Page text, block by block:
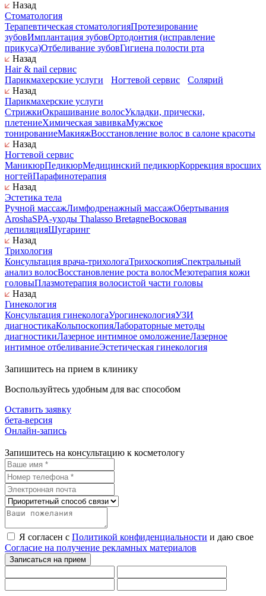
Назад
Стоматология
Терапевтическая стоматологияПротезирование
зубовИмплантация зубовОртодонтия (исправление
прикуса)Отбеливание зубовГигиена полости рта
Назад
Hair & nail сервис
Парикмахерские услуги
Ногтевой сервис
Солярий
Назад
Парикмахерские услуги
СтрижкиОкрашивание волосУкладки, прически,
плетениеХимическая завивкаМужское
тонированиеМакияжВосстановление волос в салоне красоты
Назад
Ногтевой сервис
МаникюрПедикюрМедицинский педикюрКоррекция вросших
ногтейПарафинотерапия
Назад
Эстетика тела
Ручной массажЛимфодренажный массажОбертывания
AroshaSPA-уходы Thalasso BretagneВосковая
депиляцияШугаринг
Назад
Трихология
Консультация врача-трихологаТрихоскопияСпектральный
анализ волосВосстановление роста волосМезотерапия кожи
головыПлазмотерапия волосистой части головы
Назад
Гинекология
Консультация гинекологаУрогинекологияУЗИ
диагностикаКольпоскопияЛабораторные методы
диагностикиЛазерное интимное омоложениеЛазерное
интимное отбеливаниеЭстетическая гинекология
Запишитесь на прием в клинику
Воспользуйтесь удобным для вас способом
Оставить заявку
бета-версия
Онлайн-запись
Запишитесь на консультацию к косметологу
Я согласен с Политикой конфиденциальности и даю свое
Согласие на получение рекламных материалов